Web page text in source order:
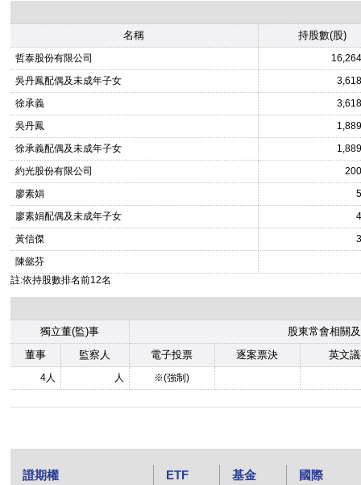
名稱 持股數(股)
哲泰股份有限公司
吳丹鳳配偶及未成年子女
徐承義
吳丹鳳
徐承義配偶及未成年子女
約光股份有限公司
廖素娟
廖素娟配偶及未成年子女
黃信傑
陳懿芬
註:依持股數排名前12名
獨立董(監)事
股東常會相關
董事
監察人 電子投票 逐案票決 英文
4人 人 ※(強制)
證期權 ETF 基金 國際